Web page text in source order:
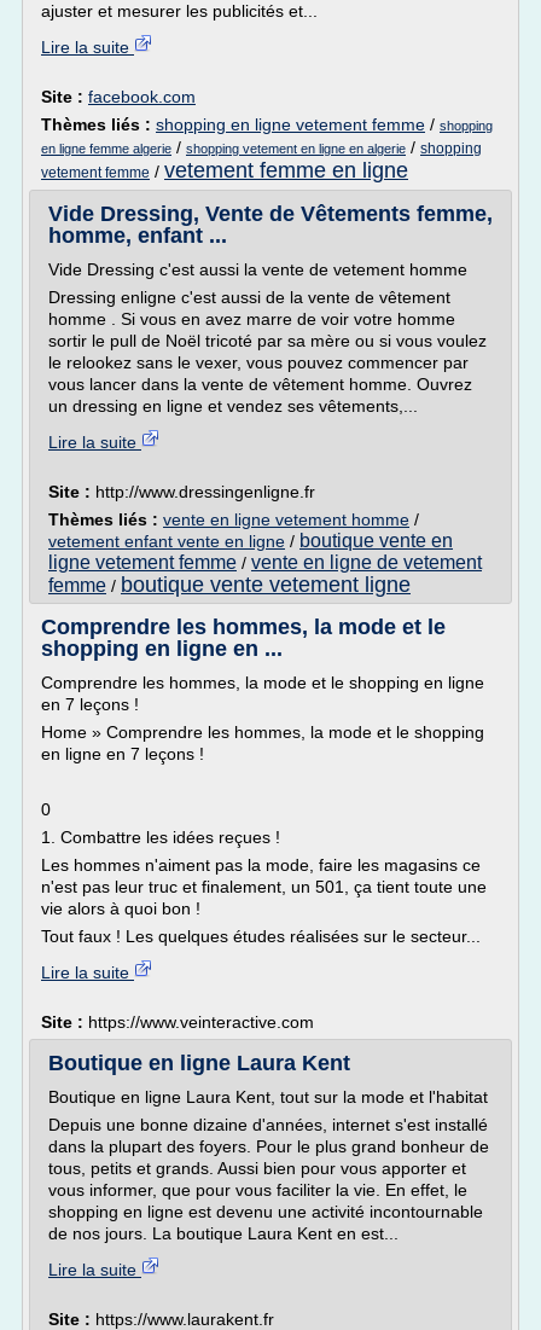
ajuster et mesurer les publicités et...
Lire la suite
Site : facebook.com
Thèmes liés : shopping en ligne vetement femme / shopping
en ligne femme algerie / shopping vetement en ligne en algerie / shopping
vetement femme / vetement femme en ligne
Vide Dressing, Vente de Vêtements femme,
homme, enfant ...
Vide Dressing c'est aussi la vente de vetement homme
Dressing enligne c'est aussi de la vente de vêtement
homme . Si vous en avez marre de voir votre homme
sortir le pull de Noël tricoté par sa mère ou si vous voulez
le relookez sans le vexer, vous pouvez commencer par
vous lancer dans la vente de vêtement homme. Ouvrez
un dressing en ligne et vendez ses vêtements,...
Lire la suite
Site : http://www.dressingenligne.fr
Thèmes liés : vente en ligne vetement homme /
vetement enfant vente en ligne / boutique vente en
ligne vetement femme / vente en ligne de vetement
femme / boutique vente vetement ligne
Comprendre les hommes, la mode et le
shopping en ligne en ...
Comprendre les hommes, la mode et le shopping en ligne
en 7 leçons !
Home » Comprendre les hommes, la mode et le shopping
en ligne en 7 leçons !
0
1. Combattre les idées reçues !
Les hommes n'aiment pas la mode, faire les magasins ce
n'est pas leur truc et finalement, un 501, ça tient toute une
vie alors à quoi bon !
Tout faux ! Les quelques études réalisées sur le secteur...
Lire la suite
Site : https://www.veinteractive.com
Boutique en ligne Laura Kent
Boutique en ligne Laura Kent, tout sur la mode et l'habitat
Depuis une bonne dizaine d'années, internet s'est installé
dans la plupart des foyers. Pour le plus grand bonheur de
tous, petits et grands. Aussi bien pour vous apporter et
vous informer, que pour vous faciliter la vie. En effet, le
shopping en ligne est devenu une activité incontournable
de nos jours. La boutique Laura Kent en est...
Lire la suite
Site : https://www.laurakent.fr